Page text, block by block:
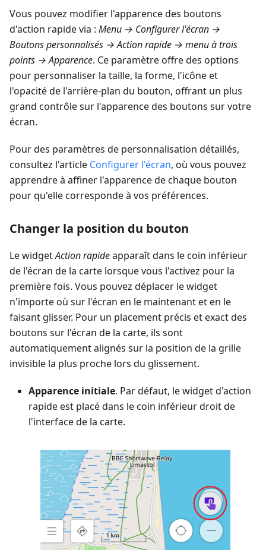
Vous pouvez modifier l'apparence des boutons
d'action rapide via : Menu → Configurer l'écran →
Boutons personnalisés → Action rapide → menu à trois
points → Apparence. Ce paramètre offre des options
pour personnaliser la taille, la forme, l'icône et
l'opacité de l'arrière-plan du bouton, offrant un plus
grand contrôle sur l'apparence des boutons sur votre
écran.
Pour des paramètres de personnalisation détaillés,
consultez l'article Configurer l'écran, où vous pouvez
apprendre à affiner l'apparence de chaque bouton
pour qu'elle corresponde à vos préférences.
Changer la position du bouton
Le widgetAction rapideapparaît dans le coin inférieur
de l'écran de la carte lorsque vous l'activez pour la
première fois. Vous pouvez déplacer le widget
n'importe où sur l'écran en le maintenant et en le
faisant glisser. Pour un placement précis et exact des
boutons sur l'écran de la carte, ils sont
automatiquement alignés sur la position de la grille
invisible la plus proche lors du glissement.
Apparence initiale. Par défaut, le widget d'action
rapide est placé dans le coin inférieur droit de
l'interface de la carte.